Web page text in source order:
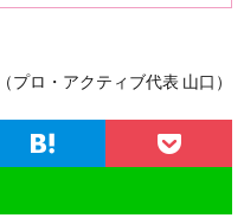
（プロ・アクティブ代表 山口）